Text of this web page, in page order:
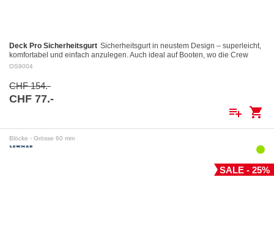
Deck Pro Sicherheitsgurt Sicherheitsgurt in neustem Design – superleicht,
komfortabel und einfach anzulegen. Auch ideal auf Booten, wo die Crew
dauernd angeklinkt ist.…
OS9004
CHF 154.-
CHF 77.-
playlist_add shopping_cart
Blöcke - Grösse 60 mm
SALE - 25%